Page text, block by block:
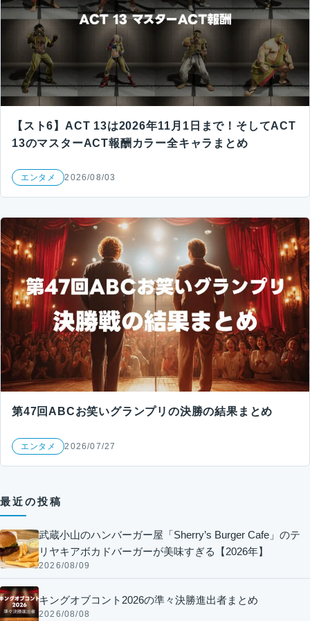
【スト6】ACT 13は2026年11月1日まで！そしてACT
13のマスターACT報酬カラー全キャラまとめ
エンタメ 2026/08/03
第47回ABCお笑いグランプリの決勝の結果まとめ
エンタメ 2026/07/27
最近の投稿
武蔵小山のハンバーガー屋「Sherry’s Burger Cafe」のテ
リヤキアボカドバーガーが美味すぎる【2026年】
2026/08/09
キングオブコント2026の準々決勝進出者まとめ
2026/08/08